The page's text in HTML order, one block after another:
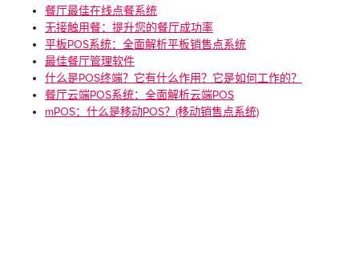
餐厅最佳在线点餐系统
无接触用餐：提升您的餐厅成功率
平板POS系统：全面解析平板销售点系统
最佳餐厅管理软件
什么是POS终端？它有什么作用？它是如何工作的？
餐厅云端POS系统：全面解析云端POS
mPOS：什么是移动POS？(移动销售点系统)